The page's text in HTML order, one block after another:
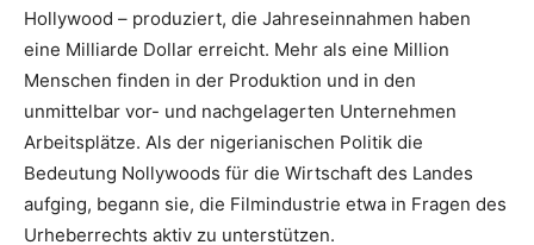
Hollywood – produziert, die Jahreseinnahmen haben
eine Milliarde Dollar erreicht. Mehr als eine Million
Menschen finden in der Produktion und in den
unmittelbar vor- und nachgelagerten Unternehmen
Arbeitsplätze. Als der nigerianischen Politik die
Bedeutung Nollywoods für die Wirtschaft des Landes
aufging, begann sie, die Filmindustrie etwa in Fragen des
Urheberrechts aktiv zu unterstützen.